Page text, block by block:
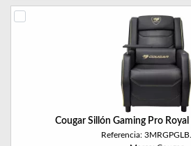
Cougar Sillón Gaming Pro
Referencia: